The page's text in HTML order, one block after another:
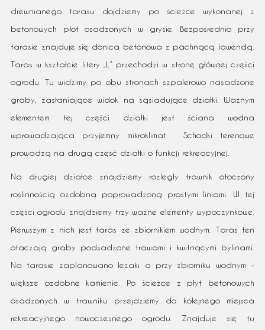
drewnianego tarasu dojdziemy po ścieżce wykonanej z
betonowych płot osadzonych w grysie. Bezpośrednio przy
tarasie znajduje się donica betonowa z pachnącą lawendą.
Taras w kształcie litery „L” przechodzi w stronę głównej części
ogrodu. Tu widzimy po obu stronach szpalerowo nasadzone
graby, zasłaniające widok na sąsiadujące działki. Ważnym
elementem tej części działki jest ściana wodna
wprowadzająca przyjemny mikroklimat. Schodki terenowe
prowadzą na drugą część działki o funkcji rekreacyjnej.
Na drugiej działce znajdziemy rozległy trawnik otoczony
roślinnością ozdobną poprowadzoną prostymi liniami. W tej
części ogrodu znajdziemy trzy ważne elementy wypoczynkowe.
Pierwszym z nich jest taras ze zbiornikiem wodnym. Taras ten
otaczają graby podsadzone trawami i kwitnącymi bylinami.
Na tarasie zaplanowano leżaki a przy zbiorniku wodnym –
większe ozdobne kamienie. Po ścieżce z płyt betonowych
osadzonych w trawniku przejdziemy do kolejnego miejsca
rekreacyjnego nowoczesnego ogrodu. Znajduje się tu